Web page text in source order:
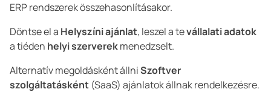
ERP rendszerek összehasonlításakor.
Döntse el a Helyszíni ajánlat, leszel a tevállalati adatok
a tiéden helyi szerverekmenedzselt.
Alternatív megoldásként állniSzoftver
szolgáltatásként (SaaS) ajánlatok állnak rendelkezésre.